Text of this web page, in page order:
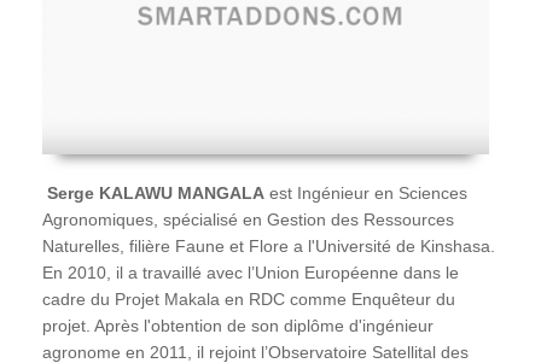
Serge KALAWU MANGALA est Ingénieur en Sciences
Agronomiques, spécialisé en Gestion des Ressources
Naturelles, filière Faune et Flore a l'Université de Kinshasa.
En 2010, il a travaillé avec l’Union Européenne dans le
cadre du Projet Makala en RDC comme Enquêteur du
projet. Après l'obtention de son diplôme d'ingénieur
agronome en 2011, il rejoint l’Observatoire Satellital des